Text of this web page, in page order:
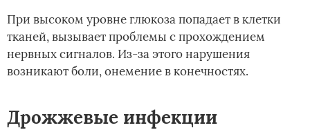
При высоком уровне глюкоза попадает в клетки
тканей, вызывает проблемы с прохождением
нервных сигналов. Из-за этого нарушения
возникают боли, онемение в конечностях.
Дрожжевые инфекции